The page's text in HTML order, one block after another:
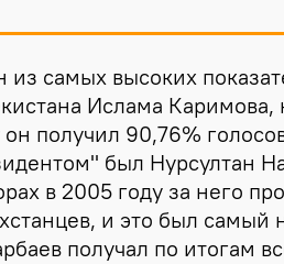
из самых высоких
Ислама Каримова,
он получил 90,76%
был Нурсултан
в 2005 году за него
и это был самый
получал по итогам